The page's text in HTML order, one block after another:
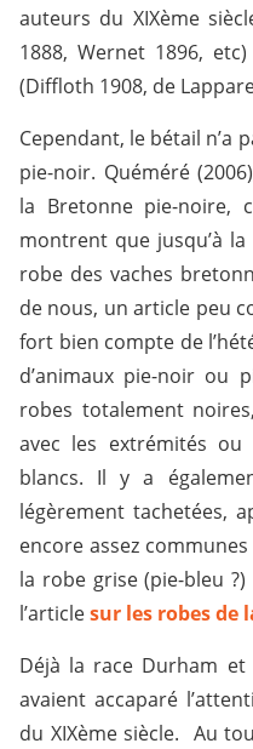
auteurs du XIXème
1888, Wernet 1896,
(Diffloth 1908, de
Cependant, le bétail n’a
pie-noir. Quéméré
la Bretonne pie-noire,
montrent que jusqu’à
robe des vaches
de nous, un article peu
fort bien compte de
d’animaux pie-noir ou
robes totalement
avec les extrémités
blancs. Il y a
légèrement tachetées,
encore assez
la robe grise (pie-bleu
l’articlesur les robes de
Déjà la race Durham
avaient accaparé
du XIXème siècle. Au